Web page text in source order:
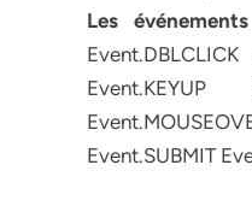
Les
Event.KEYUP
Event.SUBMIT